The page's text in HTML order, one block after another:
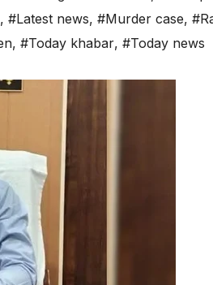
, #Latest news, #Murder case,
, #Today khabar, #Today news